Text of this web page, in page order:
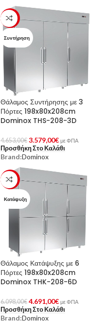
-23%
Συντήρηση
Θάλαμος Συντήρησης με 3
Πόρτες 198x80x208cm
Dominox THS-208-3D
4.653,00€ 3.579,00€ με ΦΠΑ
Προσθήκη Στο Καλάθι
Brand:Dominox
-23%
Κατάψυξη
Θάλαμος Κατάψυξης με 6
Πόρτες 198x80x208cm
Dominox THK-208-6D
6.098,00€ 4.691,00€ με ΦΠΑ
Προσθήκη Στο Καλάθι
Brand:Dominox